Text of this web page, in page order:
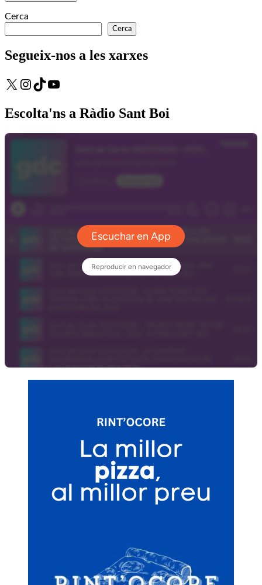
Cerca
Cerca
Segueix-nos a les xarxes
X Instagram
TikTokYouTube
Escolta'ns a Ràdio Sant Boi